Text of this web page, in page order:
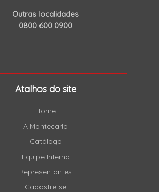
Outras localidades
0800 600 0900
Atalhos do site
Home
A Montecarlo
Catálogo
Equipe Interna
Representantes
Cadastre-se